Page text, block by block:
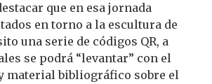
que en esa jornada
en torno a la escultura de
una serie de códigos QR, a
se podrá “levantar” con el
material bibliográfico sobre el